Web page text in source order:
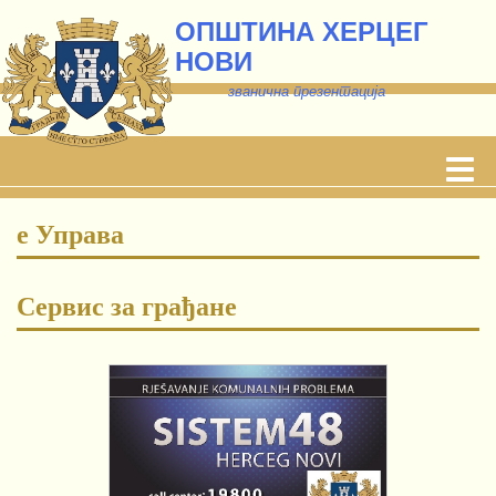
ОПШТИНА ХЕРЦЕГ
НОВИ
званична презентација
е Управа
Сервис за грађане